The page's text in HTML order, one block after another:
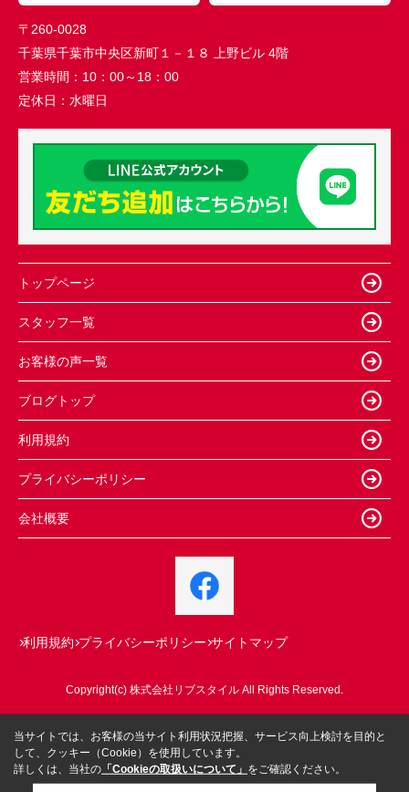
〒260-0028
千葉県千葉市中央区新町１－１８ 上野ビル 4階
営業時間： 10：00～18：00
定休日： 水曜日
トップページ
スタッフ一覧
お客様の声一覧
ブログトップ
利用規約
プライバシーポリシー
会社概要
利用規約 プライバシーポリシー サイトマップ
Copyright(c) 株式会社リブスタイル All Rights Reserved.
当サイトでは、お客様の当サイト利用状況把握、サービス向上検討を目的と
して、クッキー（Cookie）を使用しています。
詳しくは、当社の 「Cookieの取扱いについて」 をご確認ください。